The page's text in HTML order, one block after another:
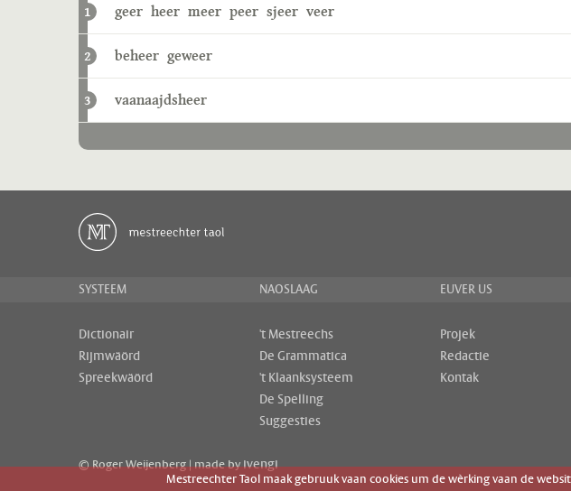
1 geer heer meer peer sjeer veer
2 beheer geweer
3 vaanaajdsheer
SYSTEEM
Dictionair
Rijmwäörd
Spreekwäörd
NAOSLAAG
't Mestreechs
De Grammatica
't Klaanksysteem
De Spelling
Suggesties
EUVER US
Projek
Redactie
Kontak
© Roger Weijenberg | made byivengi
Mestreechter Taol maak gebruuk vaan cookies um de wèrking vaan de